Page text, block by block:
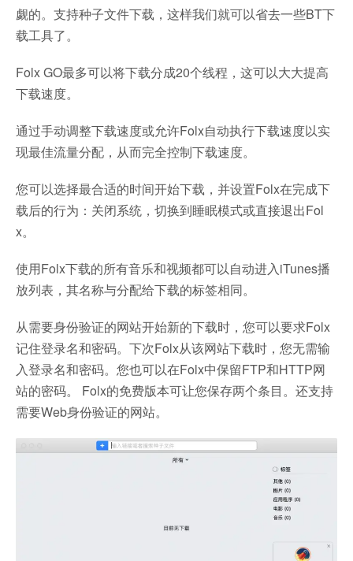
觑的。支持种子文件下载，这样我们就可以省去一些BT下
载工具了。
Folx GO最多可以将下载分成20个线程，这可以大大提高
下载速度。
通过手动调整下载速度或允许Folx自动执行下载速度以实
现最佳流量分配，从而完全控制下载速度。
您可以选择最合适的时间开始下载，并设置Folx在完成下
载后的行为：关闭系统，切换到睡眠模式或直接退出Fol
x。
使用Folx下载的所有音乐和视频都可以自动进入iTunes播
放列表，其名称与分配给下载的标签相同。
从需要身份验证的网站开始新的下载时，您可以要求Folx
记住登录名和密码。下次Folx从该网站下载时，您无需输
入登录名和密码。您也可以在Folx中保留FTP和HTTP网
站的密码。 Folx的免费版本可让您保存两个条目。还支持
需要Web身份验证的网站。